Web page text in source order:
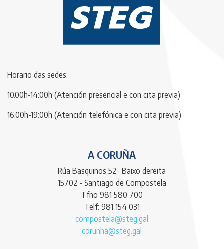
Horario das sedes:
10.00h-14:00h (Atención presencial e con cita previa)
16.00h-19:00h (Atención telefónica e con cita previa)
A CORUÑA
Rúa Basquiños 52 · Baixo dereita
15702 - Santiago de Compostela
Tfno 981 580 700
Telf: 981 154 031
compostela@steg.gal
corunha@steg.gal